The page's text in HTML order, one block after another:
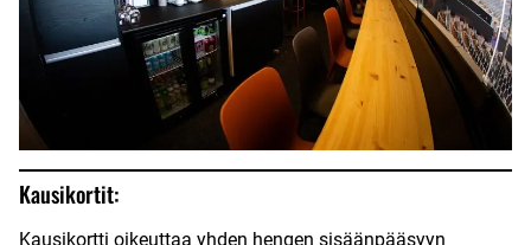
Kausikortit:
Kausikortti oikeuttaa yhden hengen sisäänpääsyyn